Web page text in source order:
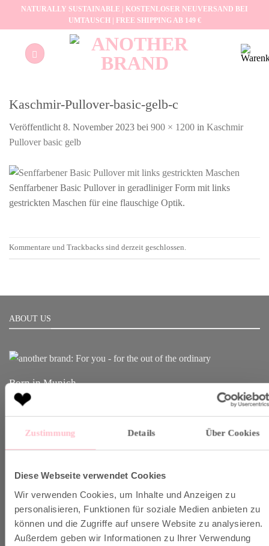
Zustimmung Details Über Cookies
Diese Webseite verwendet Cookies
Wir verwenden Cookies, um Inhalte und Anzeigen zu
personalisieren, Funktionen für soziale Medien anbieten zu
können und die Zugriffe auf unsere Website zu analysieren.
Außerdem geben wir Informationen zu Ihrer Verwendung
NATURALLY SUSTAINABLE | KOSTENLOSER NEUVERSAND BEI
UMTAUSCH | FREE SHIPPING AB 149 €
Kaschmir-Pullover-basic-gelb-c
Veröffentlicht 8. November 2023 bei 900 × 1200 in Kaschmir
Pullover basic gelb
Senffarbener Basic Pullover in geradliniger Form mit links
gestrickten Maschen für eine flauschige Optik.
Kommentare und Trackbacks sind derzeit geschlossen.
ABOUT US
Born in Munich.
Inspiring Designs.
Naturally sustainable.
VERSAND & INFO
✓ Versandkostenfrei ab 149€